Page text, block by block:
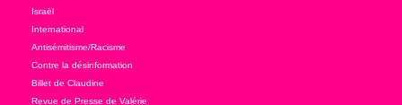
Israël
International
Antisémitisme/Racisme
Contre la désinformation
Billet de Claudine
Revue de Presse de Valérie